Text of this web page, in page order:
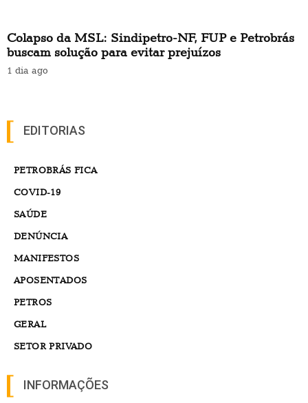
Colapso da MSL: Sindipetro-NF, FUP e Petrobrás
buscam solução para evitar prejuízos
1 dia ago
EDITORIAS
PETROBRÁS FICA
COVID-19
SAÚDE
DENÚNCIA
MANIFESTOS
APOSENTADOS
PETROS
GERAL
SETOR PRIVADO
INFORMAÇÕES